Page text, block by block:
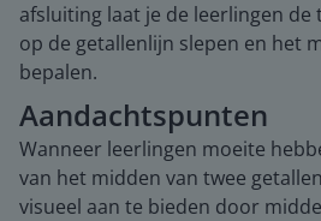
afsluiting laat je de leerlingen de
op de getallenlijn slepen en het
bepalen.
Aandachtspunten
Wanneer leerlingen moeite
van het midden van twee
visueel aan te bieden door